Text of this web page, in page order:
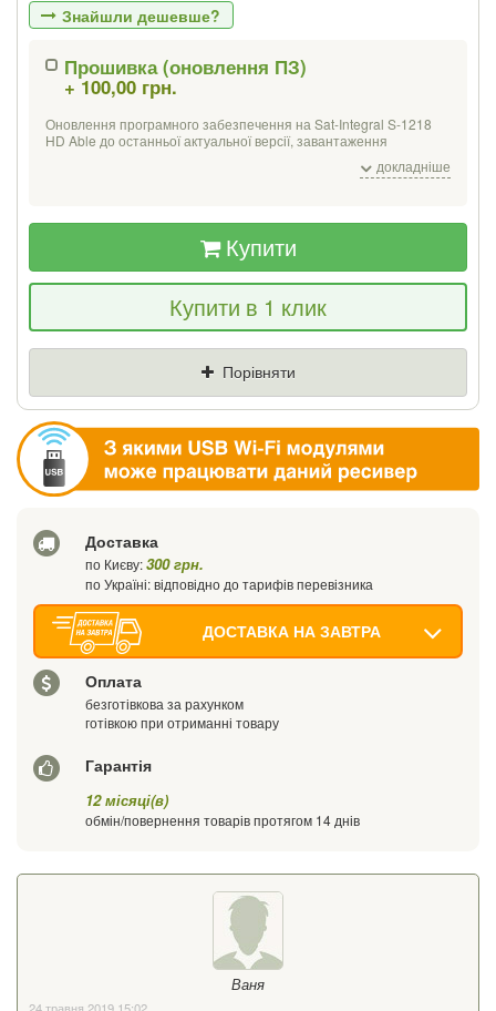
Знайшли дешевше?
Якщо Ви знайдете товар дешевше - ми
знизимо ціну і подаруємо % від різниці
Прошивка (оновлення ПЗ)
+ 100,00 грн.
Оновлення програмного забезпечення на Sat-Integral S-1218
HD Able до останньої актуальної версії, завантаження
докладніше
Купити
Купити в 1 клик
Порівняти
Доставка
по Києву:300 грн.
по Україні: відповідно до тарифів перевізника
ДОСТАВКА НА ЗАВТРА
Оплата
безготівкова за рахунком
готівкою при отриманні товару
Гарантія
12 місяці(в)
обмін/повернення товарів протягом 14 днів
Ваня